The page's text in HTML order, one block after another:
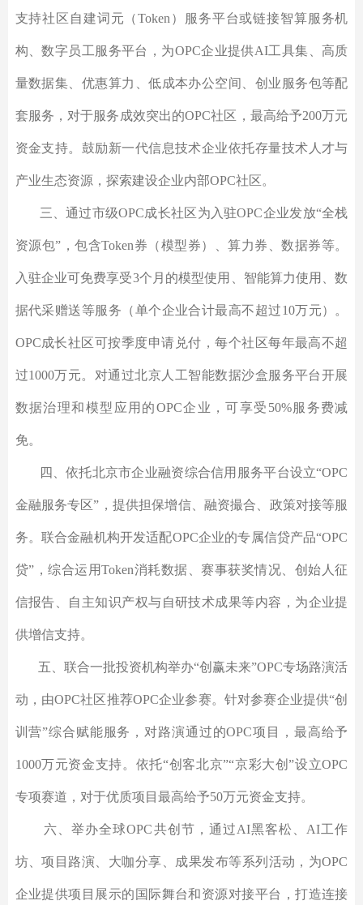
支持社区自建词元（Token）服务平台或链接智算服务机
构、数字员工服务平台，为OPC企业提供AI工具集、高质
量数据集、优惠算力、低成本办公空间、创业服务包等配
套服务，对于服务成效突出的OPC社区，最高给予200万元
资金支持。鼓励新一代信息技术企业依托存量技术人才与
产业生态资源，探索建设企业内部OPC社区。
三、通过市级OPC成长社区为入驻OPC企业发放“全栈
资源包”，包含Token券（模型券）、算力券、数据券等。
入驻企业可免费享受3个月的模型使用、智能算力使用、数
据代采赠送等服务（单个企业合计最高不超过10万元）。
OPC成长社区可按季度申请兑付，每个社区每年最高不超
过1000万元。对通过北京人工智能数据沙盒服务平台开展
数据治理和模型应用的OPC企业，可享受50%服务费减
免。
四、依托北京市企业融资综合信用服务平台设立“OPC
金融服务专区”，提供担保增信、融资撮合、政策对接等服
务。联合金融机构开发适配OPC企业的专属信贷产品“OPC
贷”，综合运用Token消耗数据、赛事获奖情况、创始人征
信报告、自主知识产权与自研技术成果等内容，为企业提
供增信支持。
五、联合一批投资机构举办“创赢未来”OPC专场路演活
动，由OPC社区推荐OPC企业参赛。针对参赛企业提供“创
训营”综合赋能服务，对路演通过的OPC项目，最高给予
1000万元资金支持。依托“创客北京”“京彩大创”设立OPC
专项赛道，对于优质项目最高给予50万元资金支持。
六、举办全球OPC共创节，通过AI黑客松、AI工作
坊、项目路演、大咖分享、成果发布等系列活动，为OPC
企业提供项目展示的国际舞台和资源对接平台，打造连接